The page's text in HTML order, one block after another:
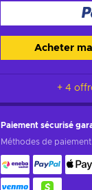
Acheter
+ 4
Paiement sécurisé
Méthodes de